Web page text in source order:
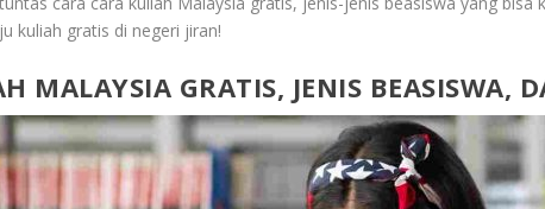
kuliah gratis di negeri jiran!
MALAYSIA GRATIS, JENIS BEASISWA,